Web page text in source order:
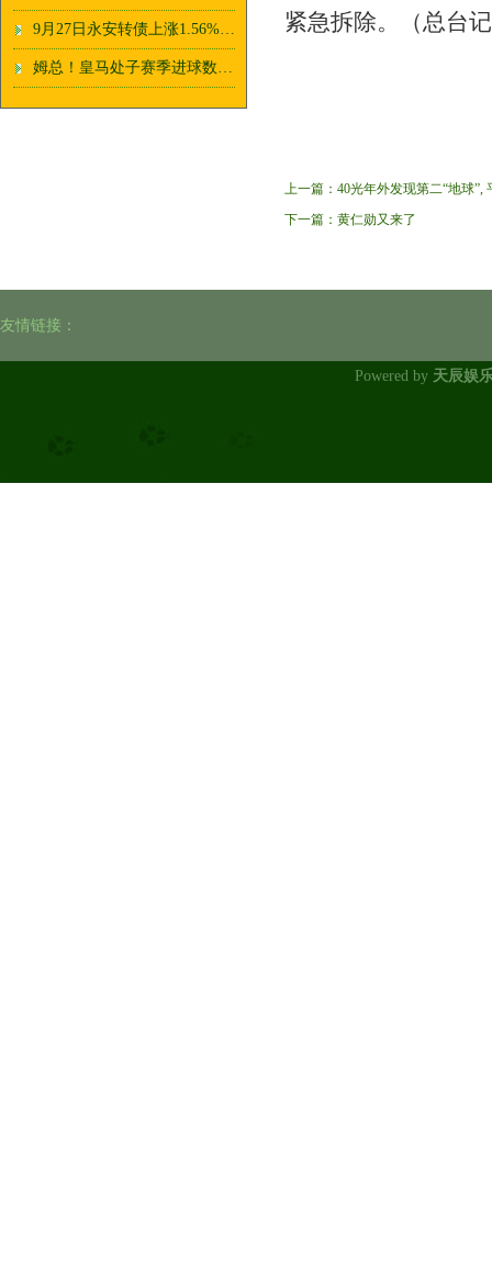
9月27日永安转债上涨1.56%，转股溢价率49.2%
姆总！皇马处子赛季进球数排行：姆巴佩37球并列最多，C罗33球第3
紧急拆除。（总台
上一篇： 40光年外发现第二“地球
下一篇： 黄仁勋又来了
友情链接：
Powered by 天辰娱